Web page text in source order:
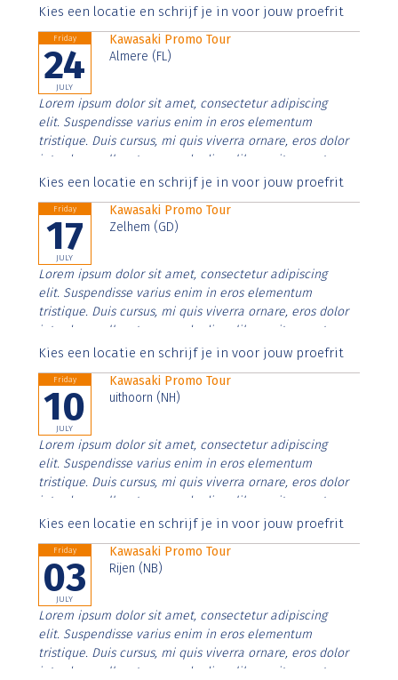
Aenean faucibus nibh et justo cursus id rutrum lorem
Kies een locatie en schrijf je in voor jouw proefrit
Friday
24
JULY
Kawasaki Promo Tour
Almere (FL)
Lorem ipsum dolor sit amet, consectetur adipiscing
elit. Suspendisse varius enim in eros elementum
tristique. Duis cursus, mi quis viverra ornare, eros dolor
interdum nulla, ut commodo diam libero vitae erat.
Aenean faucibus nibh et justo cursus id rutrum lorem
Kies een locatie en schrijf je in voor jouw proefrit
Friday
17
JULY
Kawasaki Promo Tour
Zelhem (GD)
Lorem ipsum dolor sit amet, consectetur adipiscing
elit. Suspendisse varius enim in eros elementum
tristique. Duis cursus, mi quis viverra ornare, eros dolor
interdum nulla, ut commodo diam libero vitae erat.
Aenean faucibus nibh et justo cursus id rutrum lorem
Kies een locatie en schrijf je in voor jouw proefrit
Friday
10
JULY
Kawasaki Promo Tour
uithoorn (NH)
Lorem ipsum dolor sit amet, consectetur adipiscing
elit. Suspendisse varius enim in eros elementum
tristique. Duis cursus, mi quis viverra ornare, eros dolor
interdum nulla, ut commodo diam libero vitae erat.
Aenean faucibus nibh et justo cursus id rutrum lorem
Kies een locatie en schrijf je in voor jouw proefrit
Friday
03
JULY
Kawasaki Promo Tour
Rijen (NB)
Lorem ipsum dolor sit amet, consectetur adipiscing
elit. Suspendisse varius enim in eros elementum
tristique. Duis cursus, mi quis viverra ornare, eros dolor
interdum nulla, ut commodo diam libero vitae erat.